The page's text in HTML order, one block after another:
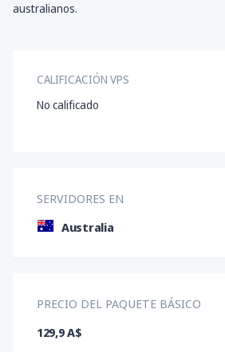
australianos.
CALIFICACIÓN VPS
No calificado
SERVIDORES EN
Australia
PRECIO DEL PAQUETE BÁSICO
129,9 A$